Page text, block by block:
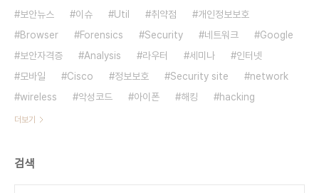
보안뉴스
이슈 Util 취약점
개인정보보호
Browser
Forensics Security 네트워크
Google
보안자격증
Analysis 라우터 세미나
인터넷
모바일
Cisco 정보보호 Security site
network
wireless
악성코드 아이폰 해킹 hacking
더보기
검색